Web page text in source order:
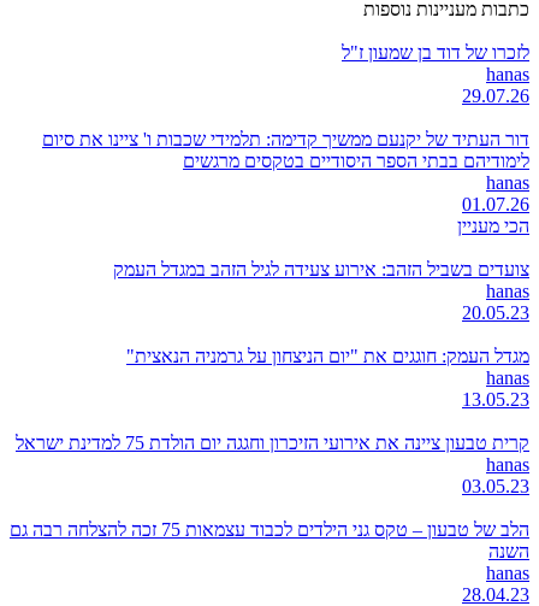
כתבות מעניינות נוספות
לזכרו של דוד בן שמעון ז"ל
hanas
29.07.26
דור העתיד של יקנעם ממשיך קדימה: תלמידי שכבות ו' ציינו את סיום
לימודיהם בבתי הספר היסודיים בטקסים מרגשים
hanas
01.07.26
הכי מעניין
צועדים בשביל הזהב: אירוע צעידה לגיל הזהב במגדל העמק
hanas
20.05.23
מגדל העמק: חוגגים את "יום הניצחון על גרמניה הנאצית"
hanas
13.05.23
קרית טבעון ציינה את אירועי הזיכרון וחגגה יום הולדת 75 למדינת ישראל
hanas
03.05.23
הלב של טבעון – טקס גני הילדים לכבוד עצמאות 75 זכה להצלחה רבה גם
השנה
hanas
28.04.23